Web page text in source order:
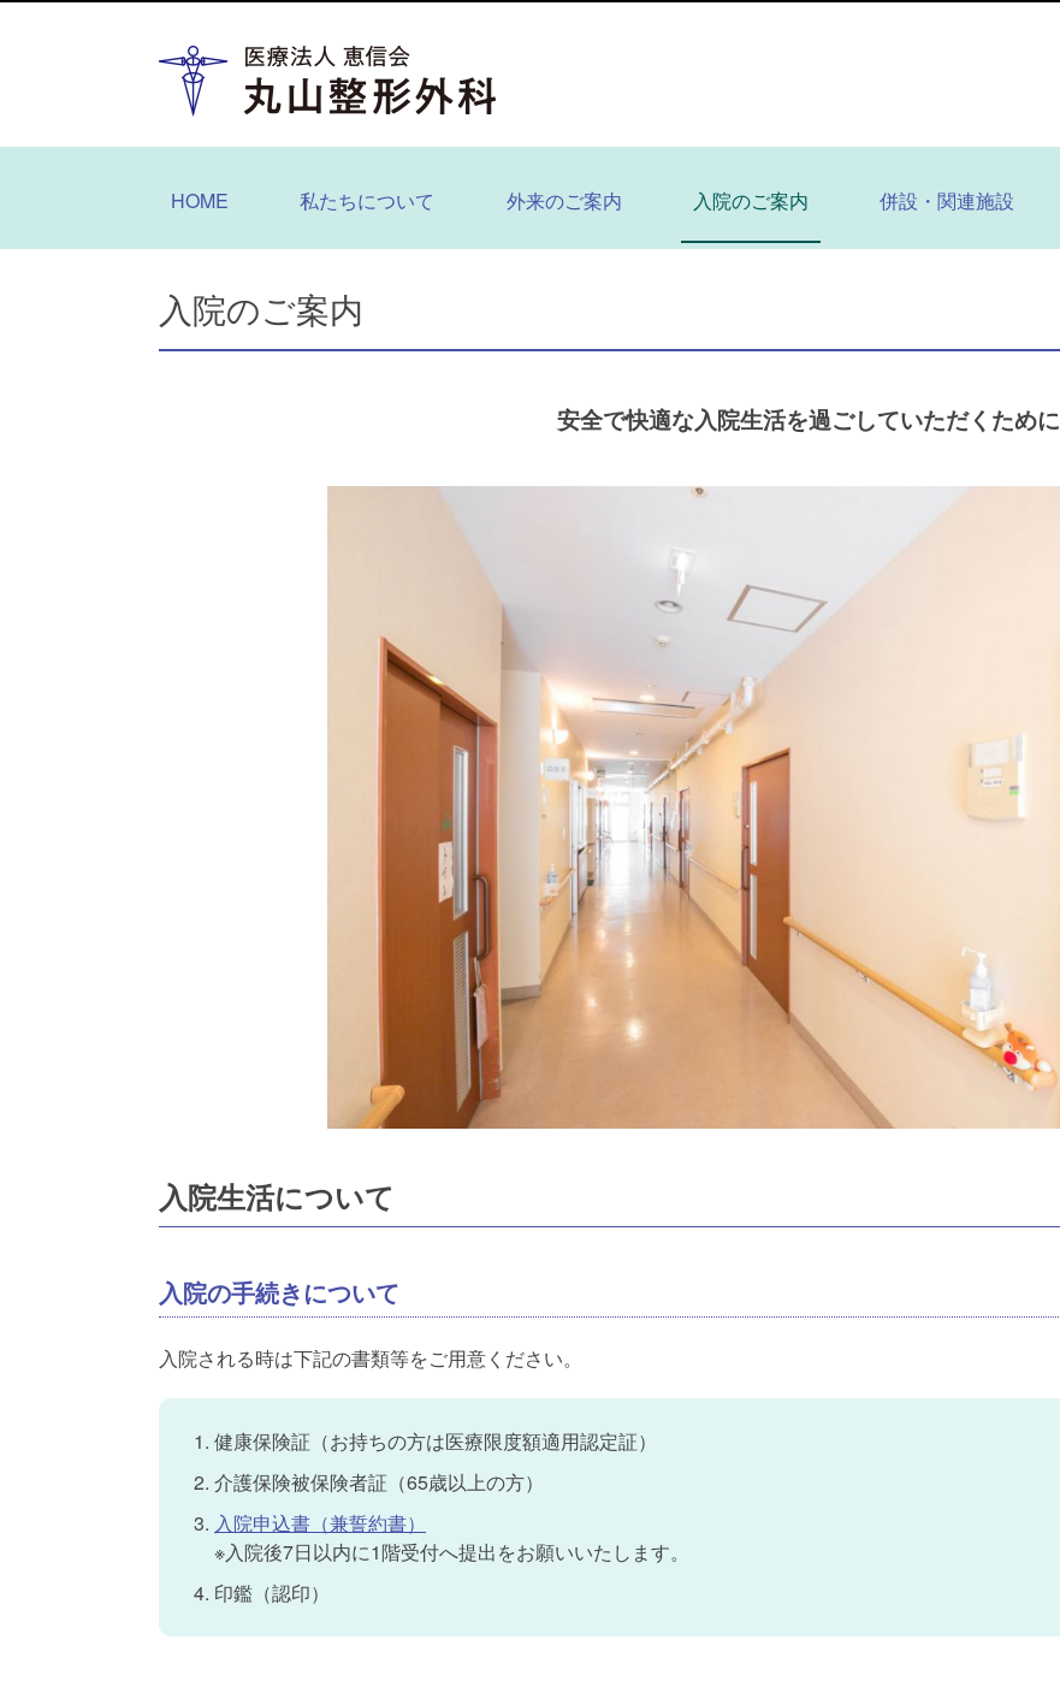
HOME 私たちについて 外来のご案内 入院のご案内 併設・関連施設
入院のご案内
安全で快適な入院生活を過ごしていただくために
入院生活について
入院の手続きについて
入院される時は下記の書類等をご用意ください。
健康保険証（お持ちの方は医療限度額適用認定証）
介護保険被保険者証（65歳以上の方）
入院申込書（兼誓約書）
※入院後7日以内に1階受付へ提出をお願いいたします。
印鑑（認印）